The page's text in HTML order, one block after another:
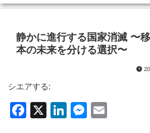
静かに進行する国家消滅 〜
本の未来を分ける選択〜
シエアする:
F
X
Li
M